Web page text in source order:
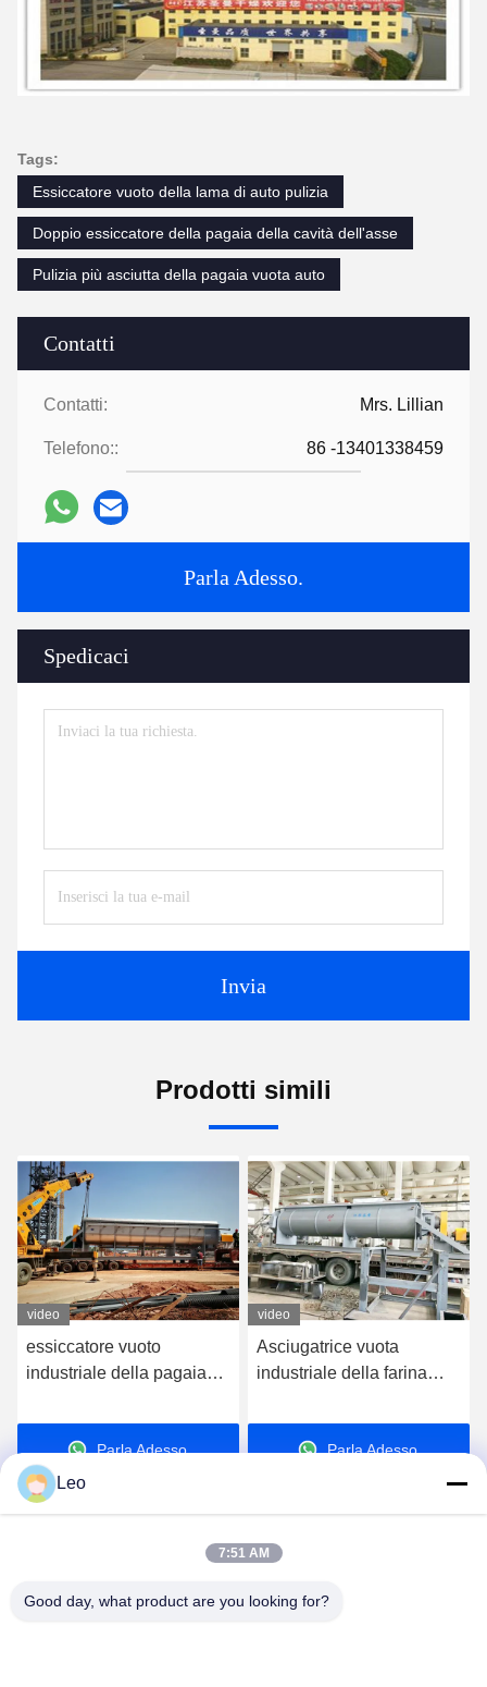
Contatti
Contatti: Mrs. Lillian
Telefono:: 86 -13401338459
Parla Adesso.
Spedicaci
Invia
Tags:
Essiccatore vuoto della lama di auto pulizia
Doppio essiccatore della pagaia della cavità dell'asse
Pulizia più asciutta della pagaia vuota auto
Prodotti simili
video
essiccatore vuoto
industriale della pagaia
betoniera del fango
Parla Adesso.
video
Asciugatrice vuota
industriale della farina
pagaia di certificazione
ISO9001 30KW
Parla Adesso.
Jiangsu Shengman Drying Equipment
Leo
7:51 AM
Good day, what product are you looking for?